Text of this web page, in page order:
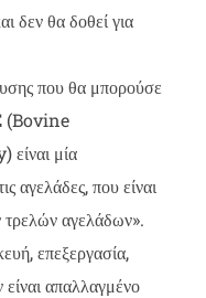
δεν θα δοθεί για
που θα μπορούσε
(Bovine
μία
αγελάδες, που είναι
αγελάδων».
επεξεργασία,
απαλλαγμένο